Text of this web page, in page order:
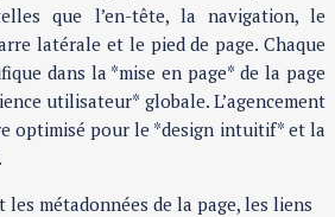
que l’en-tête, la navigation, le
latérale et le pied de page. Chaque
dans la *mise en page* de la page
utilisateur* globale. L’agencement
optimisé pour le *design intuitif* et la
les métadonnées de la page, les liens